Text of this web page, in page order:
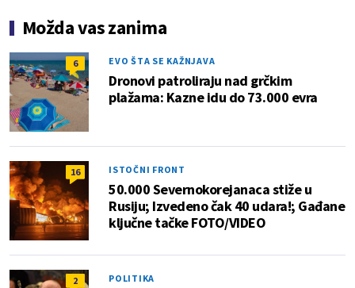
Možda vas zanima
6 EVO ŠTA SE KAŽNJAVA
Dronovi patroliraju nad grčkim
plažama: Kazne idu do 73.000 evra
16 ISTOČNI FRONT
50.000 Severnokorejanaca stiže u
Rusiju; Izvedeno čak 40 udara!; Gađane
ključne tačke FOTO/VIDEO
2 POLITIKA